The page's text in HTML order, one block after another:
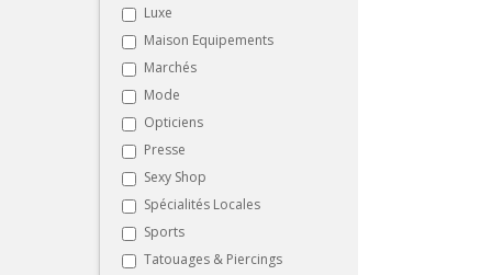
Luxe
Maison Equipements
Marchés
Mode
Opticiens
Presse
Sexy Shop
Spécialités Locales
Sports
Tatouages & Piercings